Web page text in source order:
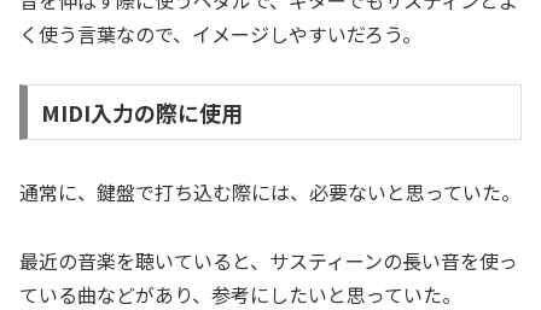
く使う言葉なので、イメージしやすいだろう。
MIDI入力の際に使用
通常に、鍵盤で打ち込む際には、必要ないと思っていた。
最近の音楽を聴いていると、サスティーンの長い音を使っ
ている曲などがあり、参考にしたいと思っていた。